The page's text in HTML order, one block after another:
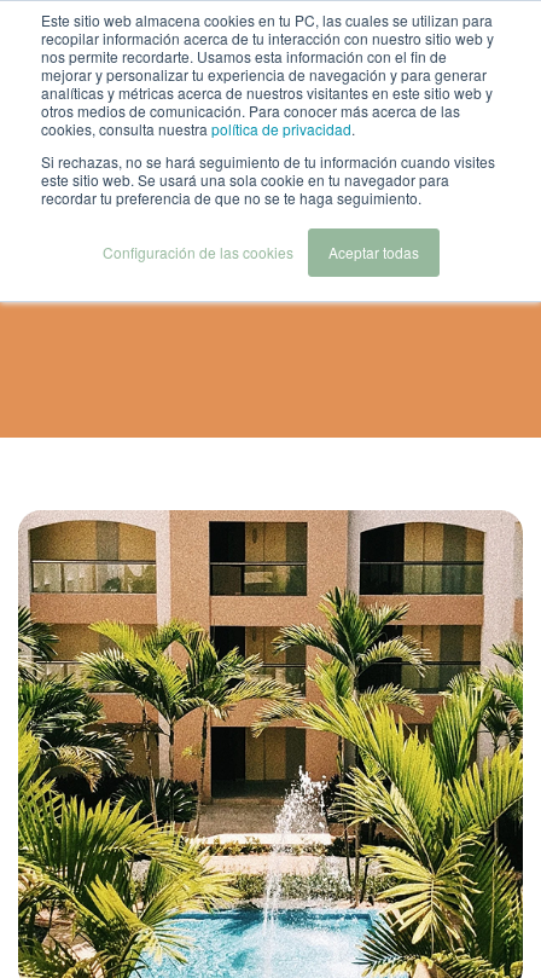
Este sitio web almacena cookies en tu PC, las cuales se utilizan para
recopilar información acerca de tu interacción con nuestro sitio web y
nos permite recordarte. Usamos esta información con el fin de
mejorar y personalizar tu experiencia de navegación y para generar
analíticas y métricas acerca de nuestros visitantes en este sitio web y
otros medios de comunicación. Para conocer más acerca de las
cookies, consulta nuestra política de privacidad.
Si rechazas, no se hará seguimiento de tu información cuando visites
este sitio web. Se usará una sola cookie en tu navegador para
recordar tu preferencia de que no se te haga seguimiento.
Configuración de las cookies Aceptar todas
Integraciones Con
Socios De Viajes